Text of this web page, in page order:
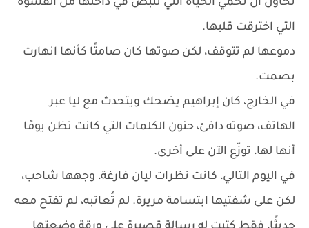
تحاول أن تحمي الحياة التي تنبض في داخلها من القسوة
التي اخترقت قلبها.
دموعها لم تتوقف، لكن صوتها كان صامتًا كأنها انهارت
بصمت.
في الخارج، كان إبراهيم يضحك ويتحدث مع ليا عبر
الهاتف، صوته دافئ، حنون الكلمات التي كانت تظن يومًا
أنها لها، توزّع الآن على أخرى.
في اليوم التالي، كانت نظرات ليان فارغة، وجهها شاحب،
لكن على شفتيها ابتسامة مريرة. لم تُعاتبه، لم تفتح معه